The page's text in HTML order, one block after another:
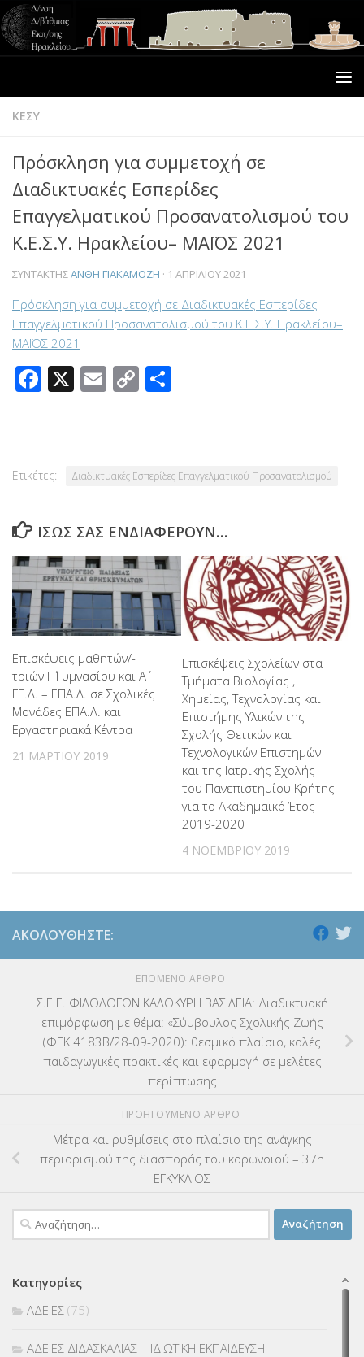
ΚΕΣΥ
Πρόσκληση για συμμετοχή σε
Διαδικτυακές Εσπερίδες
Επαγγελματικού Προσανατολισμού του
Κ.Ε.Σ.Υ. Ηρακλείου– ΜΑΪΟΣ 2021
ΣΥΝΤΆΚΤΗΣΑΝΘΗ ΓΙΑΚΑΜΟΖΗ · 1 ΑΠΡΙΛΊΟΥ 2021
Πρόσκληση για συμμετοχή σε Διαδικτυακές Εσπερίδες
Επαγγελματικού Προσανατολισμού του Κ.Ε.Σ.Υ. Ηρακλείου–
ΜΑΪΟΣ 2021
Facebook
X Email
Copy
Ετικέτες: Διαδικτυακές Εσπερίδες Επαγγελματικού Προσανατολισμού
ΊΣΩΣ ΣΑΣ ΕΝΔΙΑΦΈΡΟΥΝ…
Επισκέψεις μαθητών/-
τριών Γ΄ Γυμνασίου και Α΄
ΓΕ.Λ. – ΕΠΑ.Λ. σε Σχολικές
Μονάδες ΕΠΑ.Λ. και
Εργαστηριακά Κέντρα
21 ΜΑΡΤΊΟΥ 2019
Επισκέψεις Σχολείων στα
Τμήματα Βιολογίας ,
Χημείας, Τεχνολογίας και
Επιστήμης Υλικών της
Σχολής Θετικών και
Τεχνολογικών Επιστημών
και της Ιατρικής Σχολής
του Πανεπιστημίου Κρήτης
για το Ακαδημαϊκό Έτος
2019-2020
4 ΝΟΕΜΒΡΊΟΥ 2019
ΑΚΟΛΟΥΘΉΣΤΕ:
ΕΠΌΜΕΝΟ ΆΡΘΡΟ
Σ.Ε.Ε. ΦΙΛΟΛΟΓΩΝ ΚΑΛΟΚΥΡΗ ΒΑΣΙΛΕΙΑ: Διαδικτυακή
επιμόρφωση με θέμα: «Σύμβουλος Σχολικής Ζωής
(ΦΕΚ 4183Β΄/28-09-2020): θεσμικό πλαίσιο, καλές
παιδαγωγικές πρακτικές και εφαρμογή σε μελέτες
περίπτωσης
ΠΡΟΗΓΟΎΜΕΝΟ ΆΡΘΡΟ
Μέτρα και ρυθμίσεις στο πλαίσιο της ανάγκης
περιορισμού της διασποράς του κορωνοϊού – 37η
ΕΓΚΥΚΛΙΟΣ
Αναζήτηση
για:
Κατηγορίες
ΑΔΕΙΕΣ (75)
ΑΔΕΙΕΣ ΔΙΔΑΣΚΑΛΙΑΣ – ΙΔΙΩΤΙΚΗ ΕΚΠΑΙΔΕΥΣΗ –